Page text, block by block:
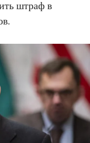
штраф в